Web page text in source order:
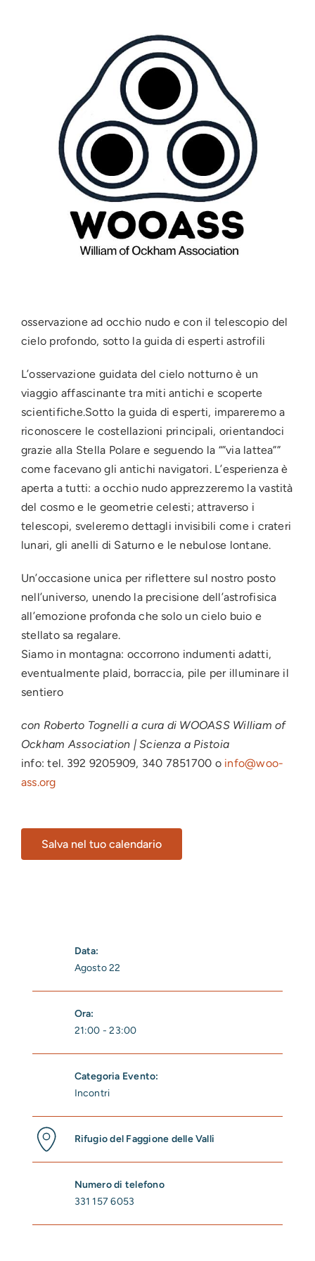
osservazione ad occhio nudo e con il telescopio del
cielo profondo, sotto la guida di esperti astrofili
L’osservazione guidata del cielo notturno è un
viaggio affascinante tra miti antichi e scoperte
scientifiche.Sotto la guida di esperti, impareremo a
riconoscere le costellazioni principali, orientandoci
grazie alla Stella Polare e seguendo la “”via lattea””
come facevano gli antichi navigatori. L’esperienza è
aperta a tutti: a occhio nudo apprezzeremo la vastità
del cosmo e le geometrie celesti; attraverso i
telescopi, sveleremo dettagli invisibili come i crateri
lunari, gli anelli di Saturno e le nebulose lontane.
Un’occasione unica per riflettere sul nostro posto
nell’universo, unendo la precisione dell’astrofisica
all’emozione profonda che solo un cielo buio e
stellato sa regalare.
Siamo in montagna: occorrono indumenti adatti,
eventualmente plaid, borraccia, pile per illuminare il
sentiero
con Roberto Tognelli a cura di WOOASS William of
Ockham Association | Scienza a Pistoia
info: tel. 392 9205909, 340 7851700 o info@woo-
ass.org
Salva nel tuo calendario
Data:
Agosto 22
Ora:
21:00 - 23:00
Categoria Evento:
Incontri
Rifugio del Faggione delle Valli
Numero di telefono
331 157 6053